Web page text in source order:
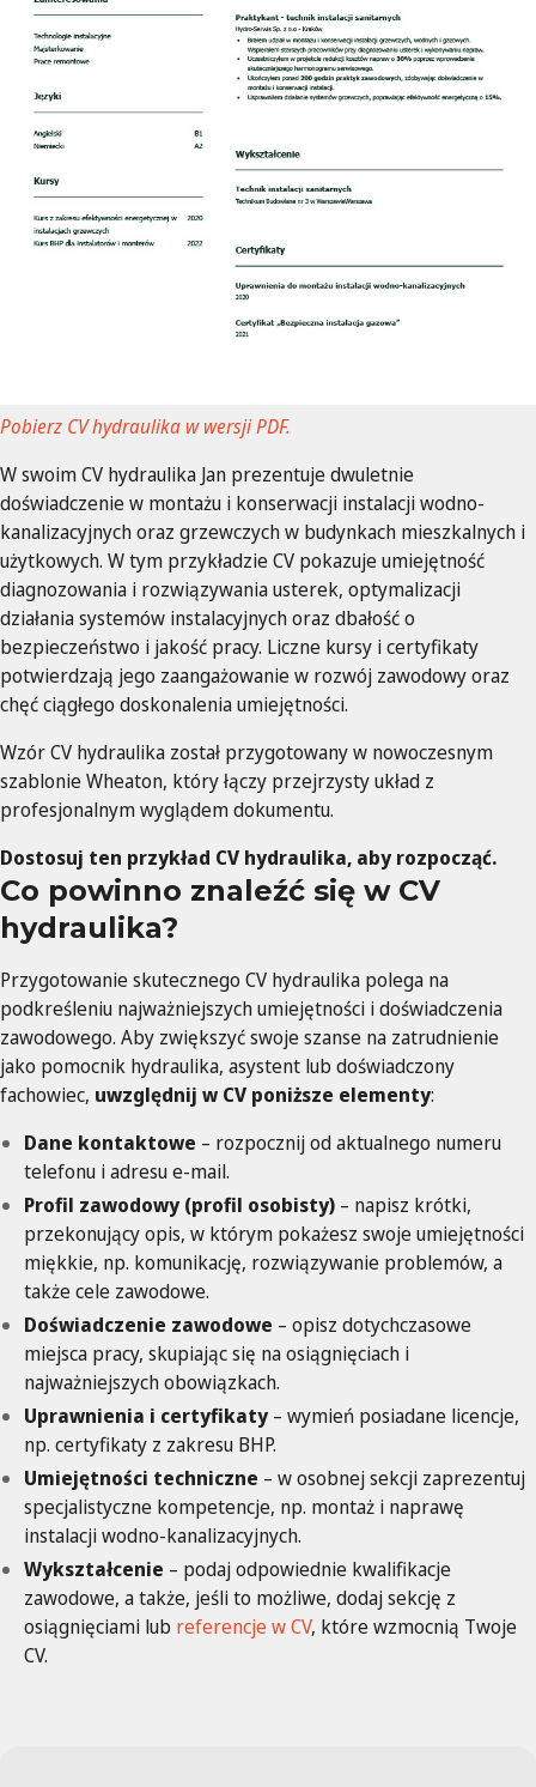
Pobierz CV hydraulika w wersji PDF.
W swoim CV hydraulika Jan prezentuje dwuletnie
doświadczenie w montażu i konserwacji instalacji wodno-
kanalizacyjnych oraz grzewczych w budynkach mieszkalnych i
użytkowych. W tym przykładzie CV pokazuje umiejętność
diagnozowania i rozwiązywania usterek, optymalizacji
działania systemów instalacyjnych oraz dbałość o
bezpieczeństwo i jakość pracy. Liczne kursy i certyfikaty
potwierdzają jego zaangażowanie w rozwój zawodowy oraz
chęć ciągłego doskonalenia umiejętności.
Wzór CV hydraulika został przygotowany w nowoczesnym
szablonie Wheaton, który łączy przejrzysty układ z
profesjonalnym wyglądem dokumentu.
Dostosuj ten przykład CV hydraulika, aby rozpocząć.
Co powinno znaleźć się w CV
hydraulika?
Przygotowanie skutecznego CV hydraulika polega na
podkreśleniu najważniejszych umiejętności i doświadczenia
zawodowego. Aby zwiększyć swoje szanse na zatrudnienie
jako pomocnik hydraulika, asystent lub doświadczony
fachowiec, uwzględnij w CV poniższe elementy:
Dane kontaktowe – rozpocznij od aktualnego numeru
telefonu i adresu e-mail.
Profil zawodowy (profil osobisty) – napisz krótki,
przekonujący opis, w którym pokażesz swoje umiejętności
miękkie, np. komunikację, rozwiązywanie problemów, a
także cele zawodowe.
Doświadczenie zawodowe – opisz dotychczasowe
miejsca pracy, skupiając się na osiągnięciach i
najważniejszych obowiązkach.
Uprawnienia i certyfikaty – wymień posiadane licencje,
np. certyfikaty z zakresu BHP.
Umiejętności techniczne – w osobnej sekcji zaprezentuj
specjalistyczne kompetencje, np. montaż i naprawę
instalacji wodno-kanalizacyjnych.
Wykształcenie – podaj odpowiednie kwalifikacje
zawodowe, a także, jeśli to możliwe, dodaj sekcję z
osiągnięciami lub referencje w CV, które wzmocnią Twoje
CV.